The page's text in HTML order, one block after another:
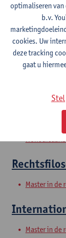
2026-
Filosofie
Bachelor in
Bachelor in
Master in de
Master in de
optimaliseren van
b.v.
cookies. Uw
deze tracking
gaat u